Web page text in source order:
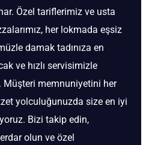
Özel tariflerimiz ve usta
her lokmada eşsiz
damak tadınıza en
ve hızlı servisimizle
Müşteri memnuniyetini her
yolculuğunuzda size en iyi
Bizi takip edin,
olun ve özel